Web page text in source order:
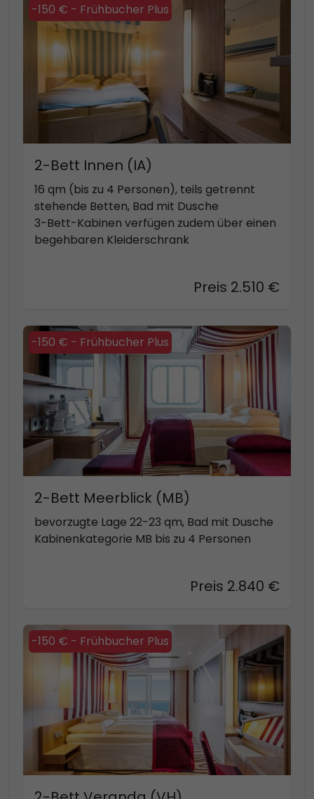
-150 € - Frühbucher Plus
2-Bett Innen (IA)
16 qm (bis zu 4 Personen), teils getrennt
stehende Betten, Bad mit Dusche
3-Bett-Kabinen verfügen zudem über einen
begehbaren Kleiderschrank
Preis 2.510 €
-150 € - Frühbucher Plus
2-Bett Meerblick (MB)
bevorzugte Lage 22-23 qm, Bad mit Dusche
Kabinenkategorie MB bis zu 4 Personen
Preis 2.840 €
-150 € - Frühbucher Plus